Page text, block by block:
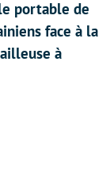
portable de
face à la
à